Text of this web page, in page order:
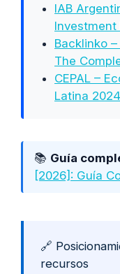
IAB
Investment
Backlinko
The
CEPAL –
Latina 2024
📚 Guía
[2026]: Guía
🔗
recursos